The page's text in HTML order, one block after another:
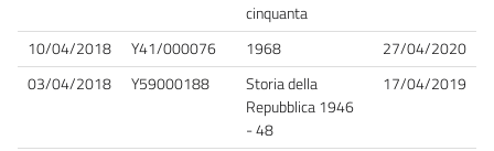
cinquanta
10/04/2018 Y41/000076 1968
27/04/2020
03/04/2018
Y59000188
Storia della
Repubblica 1946
- 48
17/04/2019